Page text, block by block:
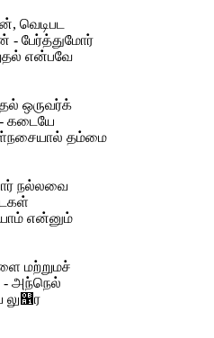
வெடிபட
- பேர்த்துமோர்
என்பவே
ஒருவர்க்
கடையே
தம்மை
நல்லவை
என்னும்
மற்றுமச்
- அந்நெல்
லு஡ர